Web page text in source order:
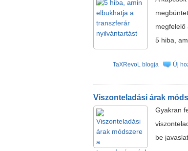
megfelelő
5 hiba,
TaXRevoL blogja Új
Viszonteladási árak
Gyakran
be